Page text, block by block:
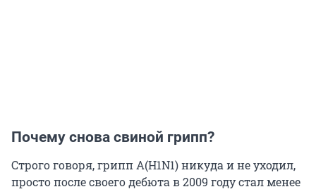
Почему снова свиной грипп?
Строго говоря, грипп А(H1N1) никуда и не уходил,
просто после своего дебюта в 2009 году стал менее